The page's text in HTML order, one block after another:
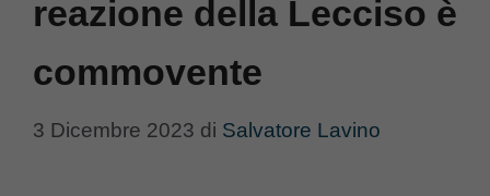
reazione della Lecciso è
commovente
3 Dicembre 2023 di Salvatore Lavino